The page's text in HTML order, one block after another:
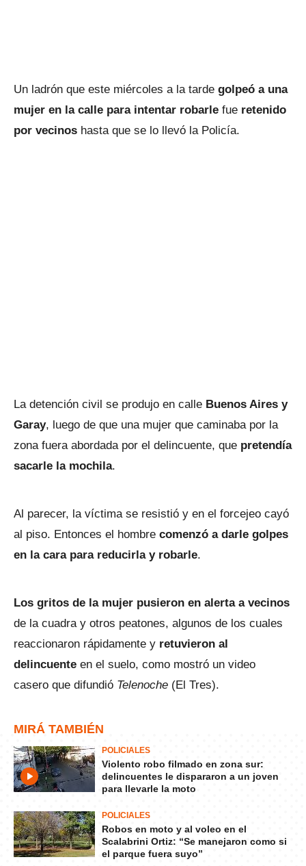
Un ladrón que este miércoles a la tarde golpeó a una
mujer en la calle para intentar robarle fue retenido
por vecinos hasta que se lo llevó la Policía.
La detención civil se produjo en calle Buenos Aires y
Garay, luego de que una mujer que caminaba por la
zona fuera abordada por el delincuente, que pretendía
sacarle la mochila.
Al parecer, la víctima se resistió y en el forcejeo cayó
al piso. Entonces el hombre comenzó a darle golpes
en la cara para reducirla y robarle.
Los gritos de la mujer pusieron en alerta a vecinos
de la cuadra y otros peatones, algunos de los cuales
reaccionaron rápidamente y retuvieron al
delincuente en el suelo, como mostró un video
casero que difundió Telenoche (El Tres).
MIRÁ TAMBIÉN
POLICIALES
Violento robo filmado en zona sur:
delincuentes le dispararon a un joven
para llevarle la moto
POLICIALES
Robos en moto y al voleo en el
Scalabrini Ortiz: “Se manejaron como si
el parque fuera suyo”